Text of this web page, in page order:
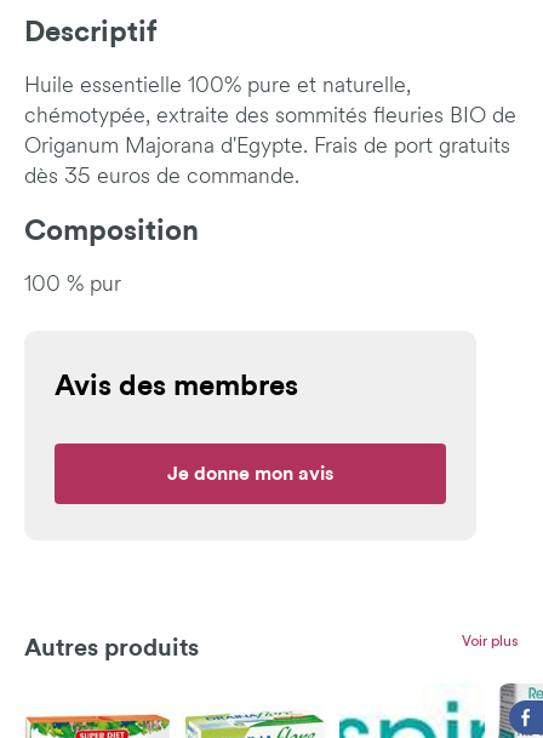
Descriptif
Huile essentielle 100% pure et naturelle,
chémotypée, extraite des sommités fleuries BIO de
Origanum Majorana d'Egypte. Frais de port gratuits
dès 35 euros de commande.
Composition
100 % pur
Avis des membres
Je donne mon avis
Autres produits Voir plus